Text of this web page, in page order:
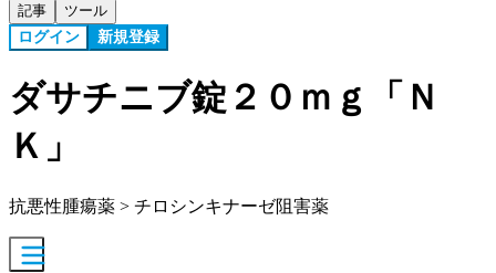
記事 ツール
ログイン 新規登録
ダサチニブ錠２０ｍｇ「Ｎ
Ｋ」
抗悪性腫瘍薬 > チロシンキナーゼ阻害薬